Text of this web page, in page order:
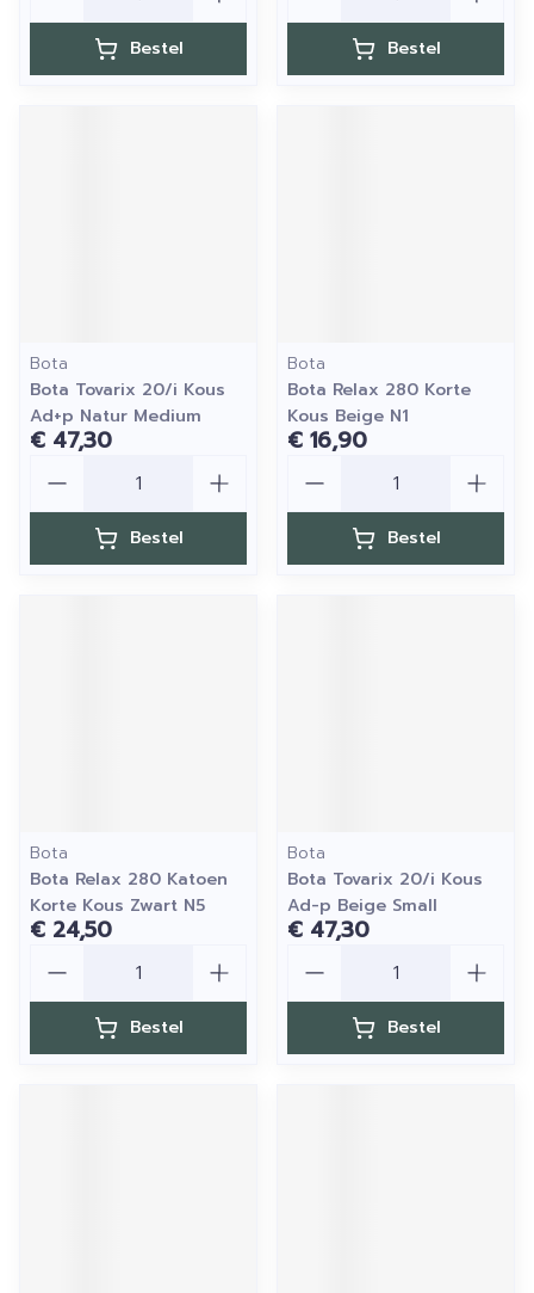
Bestel Bestel
Bota
Bota Tovarix 20/i Kous
Ad+p Natur Medium
€ 47,30
Bestel
Bota
Bota Relax 280 Korte
Kous Beige N1
€ 16,90
Bestel
Bota
Bota Relax 280 Katoen
Korte Kous Zwart N5
€ 24,50
Bestel
Bota
Bota Tovarix 20/i Kous
Ad-p Beige Small
€ 47,30
Bestel